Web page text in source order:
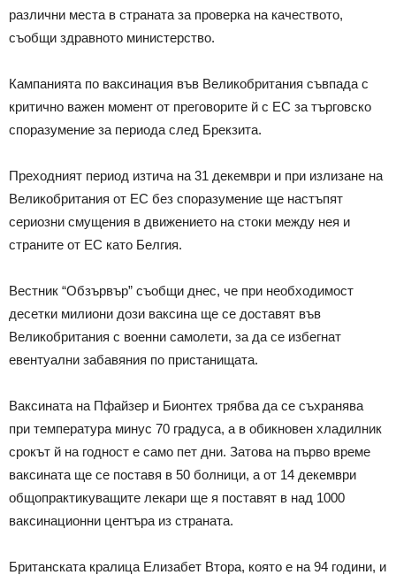
различни места в страната за проверка на качеството,
съобщи здравното министерство.
Кампанията по ваксинация във Великобритания съвпада с
критично важен момент от преговорите й с ЕС за търговско
споразумение за периода след Брекзита.
Преходният период изтича на 31 декември и при излизане на
Великобритания от ЕС без споразумение ще настъпят
сериозни смущения в движението на стоки между нея и
страните от ЕС като Белгия.
Вестник “Обзървър” съобщи днес, че при необходимост
десетки милиони дози ваксина ще се доставят във
Великобритания с военни самолети, за да се избегнат
евентуални забавяния по пристанищата.
Ваксината на Пфайзер и Бионтех трябва да се съхранява
при температура минус 70 градуса, а в обикновен хладилник
срокът й на годност е само пет дни. Затова на първо време
ваксината ще се поставя в 50 болници, а от 14 декември
общопрактикуващите лекари ще я поставят в над 1000
ваксинационни центъра из страната.
Британската кралица Елизабет Втора, която е на 94 години, и